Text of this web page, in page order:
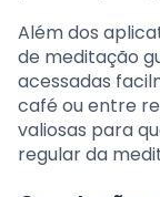
Além dos
de meditação
acessadas
café ou entre
valiosas para
regular da